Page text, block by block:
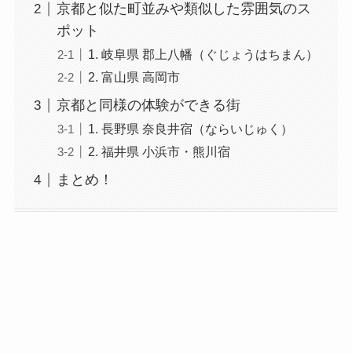
京都と似た町並みや類似した雰囲気のス
ポット
1. 岐阜県 郡上八幡（ぐじょうはちまん）
2. 富山県 高岡市
京都と同様の体験ができる街
1. 長野県 奈良井宿（ならいじゅく）
2. 福井県 小浜市・熊川宿
まとめ！